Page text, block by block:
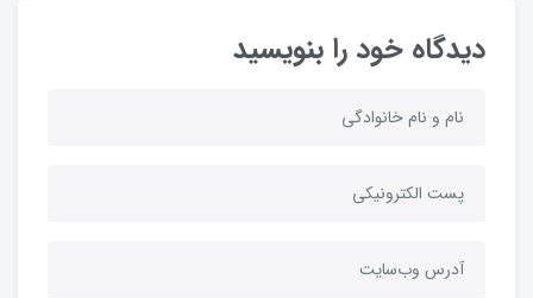
دیدگاه خود را بنویسید